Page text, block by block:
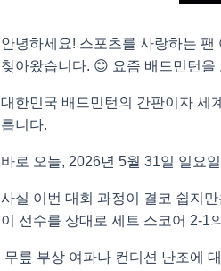
안녕하세요! 스포츠를 사랑하는
찾아왔습니다. 😊 요즘 배드민턴
대한민국 배드민턴의 간판이자 세
릅니다.
바로 오늘, 2026년 5월 31일 일요
사실 이번 대회 과정이 결코 쉽지
이 선수를 상대로 세트 스코어 2-1
무릎 부상 여파나 컨디션 난조에